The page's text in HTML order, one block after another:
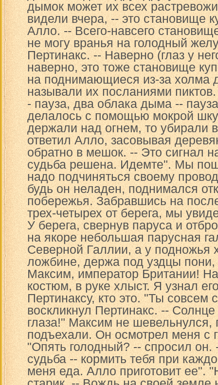
дымок может их всех
видели вчера, -- это становище
Алло. -- Всего-навсего
не могу вранья на голодный
Пертинакс. -- Наверно (глаз у
наверно, это тоже становище
на поднимающиеся из-за холма
называли их посланиями
- пауза, два облака дыма --
делалось с помощью мокрой
держали над огнем, то убирали
ответил Алло, засовывая
обратно в мешок. -- Это сигнал
судьба решена. Идемте". Мы
надо подчиняться своему
будь он неладен, поднимался
побережья. Забравшись на
трех-четырех от берега, мы
У берега, свернув паруса и
на якоре небольшая парусная
Северной Галлии, а у подножья
ложбине, держа под уздцы пони,
Максим, император Британии!
костюм, в руке хлыст. Я узнал
Пертинаксу, кто это. "Ты совсем
воскликнул Пертинакс. --
глаза!" Максим не шевельнулся,
подъехали. Он осмотрел меня с
"Опять голодный? -- спросил
судьба -- кормить тебя при
меня еда. Алло приготовит ее".